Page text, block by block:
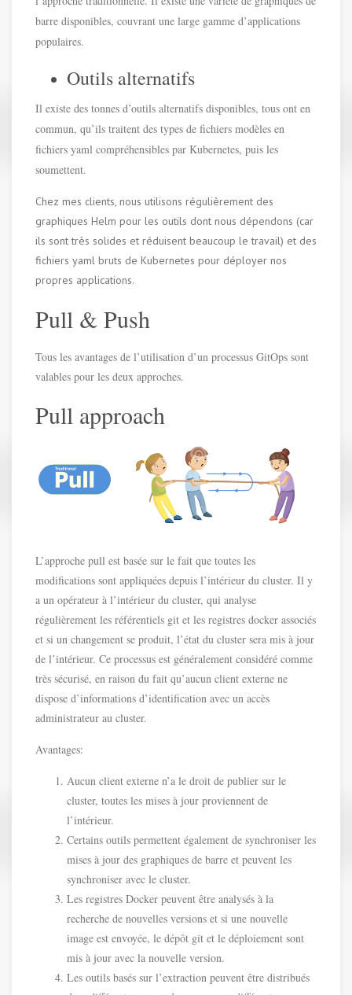
barre disponibles, couvrant une large gamme d’applications
populaires.
Outils alternatifs
Il existe des tonnes d’outils alternatifs disponibles, tous ont en
commun, qu’ils traitent des types de fichiers modèles en
fichiers yaml compréhensibles par Kubernetes, puis les
soumettent.
Chez mes clients, nous utilisons régulièrement des
graphiques Helm pour les outils dont nous dépendons (car
ils sont très solides et réduisent beaucoup le travail) et des
fichiers yaml bruts de Kubernetes pour déployer nos
propres applications.
Pull & Push
Tous les avantages de l’utilisation d’un processus GitOps sont
valables pour les deux approches.
Pull approach
L’approche pull est basée sur le fait que toutes les
modifications sont appliquées depuis l’intérieur du cluster. Il y
a un opérateur à l’intérieur du cluster, qui analyse
régulièrement les référentiels git et les registres docker associés
et si un changement se produit, l’état du cluster sera mis à jour
de l’intérieur. Ce processus est généralement considéré comme
très sécurisé, en raison du fait qu’aucun client externe ne
dispose d’informations d’identification avec un accès
administrateur au cluster.
Avantages:
Aucun client externe n’a le droit de publier sur le
cluster, toutes les mises à jour proviennent de
l’intérieur.
Certains outils permettent également de synchroniser les
mises à jour des graphiques de barre et peuvent les
synchroniser avec le cluster.
Les registres Docker peuvent être analysés à la
recherche de nouvelles versions et si une nouvelle
image est envoyée, le dépôt git et le déploiement sont
mis à jour avec la nouvelle version.
Les outils basés sur l’extraction peuvent être distribués